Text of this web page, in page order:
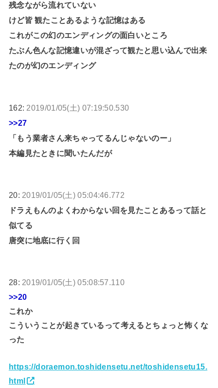
残念ながら流れていない
けど皆 観たことあるような記憶はある
これがこの幻のエンディングの面白いところ
たぶん色んな記憶違いが混ざって観たと思い込んで出来
たのが幻のエンディング
162: 2019/01/05(土) 07:19:50.530
>>27
「もう業者さん来ちゃってるんじゃないのー」
本編見たときに聞いたんだが
20: 2019/01/05(土) 05:04:46.772
ドラえもんのよくわからない回を見たことあるって話と
似てる
唐突に地底に行く回
28: 2019/01/05(土) 05:08:57.110
>>20
これか
こういうことが起きているって考えるとちょっと怖くな
った
https://doraemon.toshidensetu.net/toshidensetu15.
html